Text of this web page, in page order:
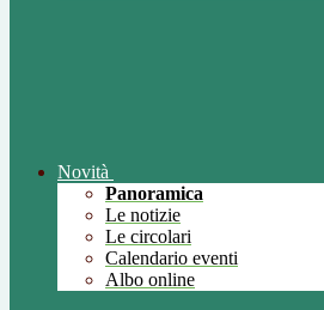
Novità
Panoramica
Le notizie
Le circolari
Calendario eventi
Albo online